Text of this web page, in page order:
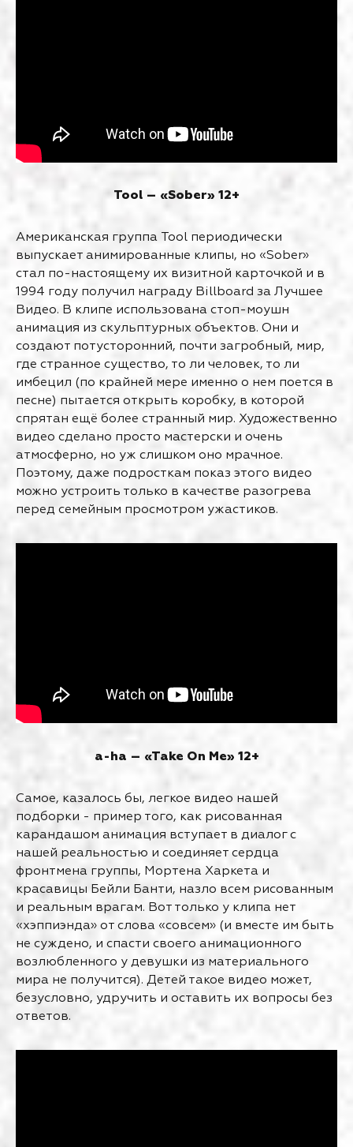
Tool – «Sober» 12+
Американская группа Tool периодически
выпускает анимированные клипы, но «Sober»
стал по-настоящему их визитной карточкой и в
1994 году получил награду Billboard за Лучшее
Видео. В клипе использована стоп-моушн
анимация из скульптурных объектов. Они и
создают потусторонний, почти загробный, мир,
где странное существо, то ли человек, то ли
имбецил (по крайней мере именно о нем поется в
песне) пытается открыть коробку, в которой
спрятан ещё более странный мир. Художественно
видео сделано просто мастерски и очень
атмосферно, но уж слишком оно мрачное.
Поэтому, даже подросткам показ этого видео
можно устроить только в качестве разогрева
перед семейным просмотром ужастиков.
a-ha – «Take On Me» 12+
Самое, казалось бы, легкое видео нашей
подборки - пример того, как рисованная
карандашом анимация вступает в диалог с
нашей реальностью и соединяет сердца
фронтмена группы, Мортена Харкета и
красавицы Бейли Банти, назло всем рисованным
и реальным врагам. Вот только у клипа нет
«хэппиэнда» от слова «совсем» (и вместе им быть
не суждено, и спасти своего анимационного
возлюбленного у девушки из материального
мира не получится). Детей такое видео может,
безусловно, удручить и оставить их вопросы без
ответов.